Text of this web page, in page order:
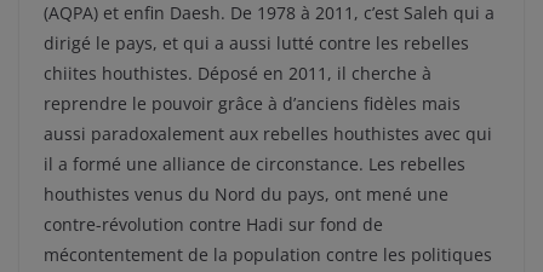
(AQPA) et enfin Daesh. De 1978 à 2011, c’est Saleh qui a
dirigé le pays, et qui a aussi lutté contre les rebelles
chiites houthistes. Déposé en 2011, il cherche à
reprendre le pouvoir grâce à d’anciens fidèles mais
aussi paradoxalement aux rebelles houthistes avec qui
il a formé une alliance de circonstance. Les rebelles
houthistes venus du Nord du pays, ont mené une
contre-révolution contre Hadi sur fond de
mécontentement de la population contre les politiques